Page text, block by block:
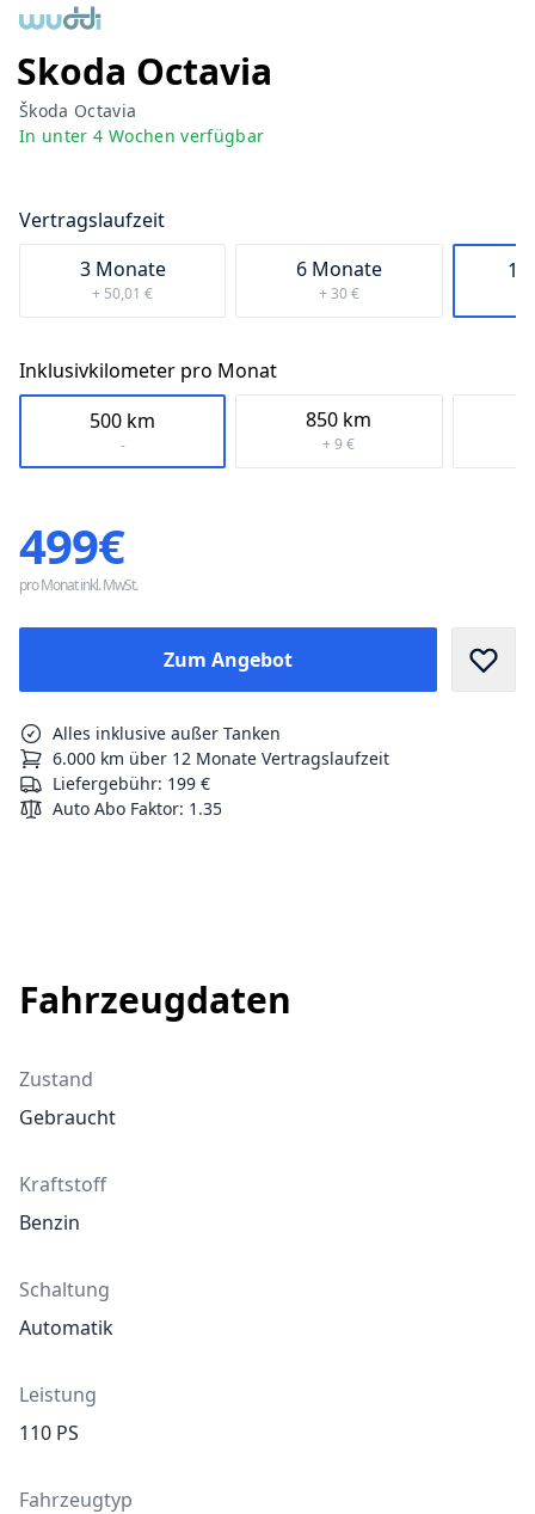
Skoda Octavia
Škoda Octavia
In unter 4 Wochen verfügbar
Vertragslaufzeit
3 Monate
+ 50,01 €
6 Monate
+ 30 €
Inklusivkilometer pro Monat
500 km
-
850 km
+ 9 €
Preis
499€
pro Monat inkl. MwSt.
Zum Angebot
Alles inklusive außer Tanken
6.000 km über 12 Monate Vertragslaufzeit
Liefergebühr: 199 €
Auto Abo Faktor: 1.35
Fahrzeugdaten
Zustand
Gebraucht
Kraftstoff
Benzin
Schaltung
Automatik
Leistung
110 PS
Fahrzeugtyp